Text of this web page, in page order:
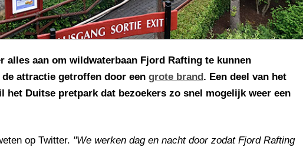
alles aan om wildwaterbaan Fjord Rafting te kunnen
de attractie getroffen door een grote brand . Een deel van het
het Duitse pretpark dat bezoekers zo snel mogelijk weer een
op Twitter. "We werken dag en nacht door zodat Fjord Rafting